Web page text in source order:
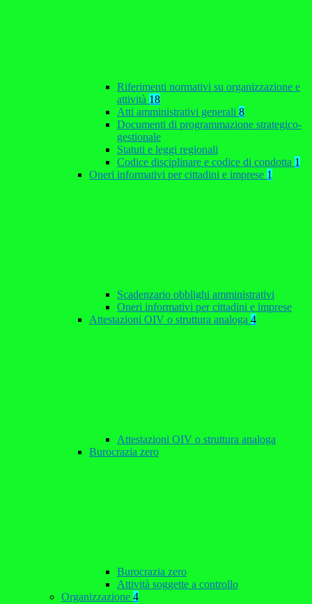
Riferimenti normativi su organizzazione e
attività 18
Atti amministrativi generali 8
Documenti di programmazione strategico-
gestionale
Statuti e leggi regionali
Codice disciplinare e codice di condotta 1
Oneri informativi per cittadini e imprese 1
Scadenzario obblighi amministrativi
Oneri informativi per cittadini e imprese
Attestazioni OIV o struttura analoga 4
Attestazioni OIV o struttura analoga
Burocrazia zero
Burocrazia zero
Attività soggette a controllo
Organizzazione 4